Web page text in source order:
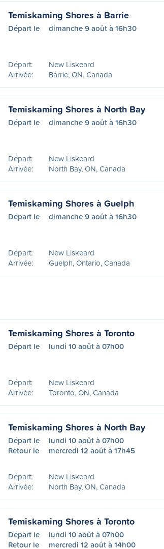
Temiskaming Shores à Barrie
Départ le dimanche 9 août à 16h30
Départ:
New Liskeard
Arrivée:
Barrie, ON, Canada
Temiskaming Shores à North Bay
Départ le dimanche 9 août à 16h30
Départ:
New Liskeard
Arrivée:
North Bay, ON, Canada
Temiskaming Shores à Guelph
Départ le dimanche 9 août à 16h30
Départ:
New Liskeard
Arrivée:
Guelph, Ontario, Canada
Temiskaming Shores à Toronto
Départ le lundi 10 août à 07h00
Départ:
New Liskeard
Arrivée:
Toronto, ON, Canada
Temiskaming Shores à North Bay
Départ le
lundi 10 août à 07h00
Retour le
mercredi 12 août à 17h45
Départ:
New Liskeard
Arrivée:
North Bay, ON, Canada
Temiskaming Shores à Toronto
Départ le
lundi 10 août à 07h00
Retour le
mercredi 12 août à 14h00